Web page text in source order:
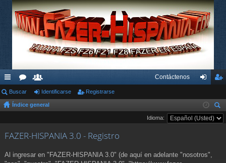
nl
ac
rá
pi
or
os
su
ari
Contáctenos
nti
fic
se
ist
ra
Buscar Identificarse Registrarse
Índice general
us
Idioma:
FAZER-HISPANIA 3.0 - Registro
Al ingresar en "FAZER-HISPANIA 3.0" (de aquí en adelante "nosotros",